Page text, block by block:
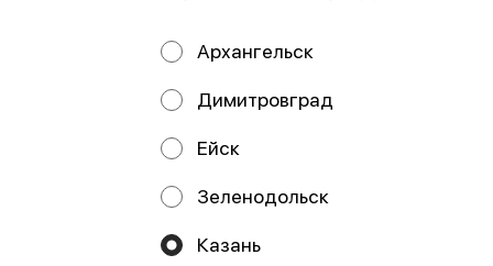
Заправка мидии в
сливочном соусе
сливочном соусе
Архангельск
Димитровград
Ейск
Зеленодольск
Казань